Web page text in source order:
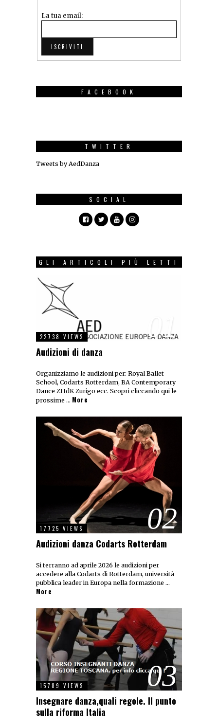
La tua email:
FACEBOOK
TWITTER
Tweets by AedDanza
SOCIAL
GLI ARTICOLI PIÙ LETTI
01
22738 VIEWS
Audizioni di danza
Organizziamo le audizioni per: Royal Ballet
School, Codarts Rotterdam, BA Contemporary
Dance ZHdK Zurigo ecc. Scopri cliccando qui le
prossime … More
02
17725 VIEWS
Audizioni danza Codarts Rotterdam
Si terranno ad aprile 2026 le audizioni per
accedere alla Codarts di Rotterdam, università
pubblica leader in Europa nella formazione …
More
03
15789 VIEWS
Insegnare danza,quali regole. Il punto
sulla riforma Italia